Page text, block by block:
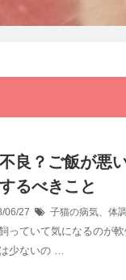
良？ご飯が悪
るべきこと
27 子猫の病気、体
っていて気になるのが
少ないの …